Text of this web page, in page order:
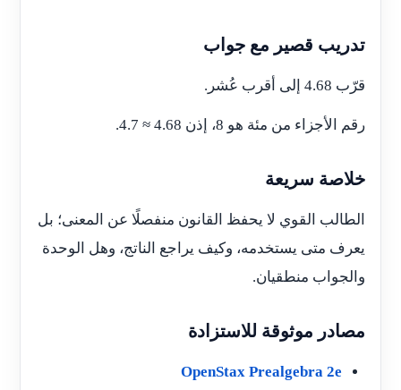
تدريب قصير مع جواب
قرّب 4.68 إلى أقرب عُشر.
رقم الأجزاء من مئة هو 8، إذن 4.68 ≈ 4.7.
خلاصة سريعة
الطالب القوي لا يحفظ القانون منفصلًا عن المعنى؛ بل
يعرف متى يستخدمه، وكيف يراجع الناتج، وهل الوحدة
والجواب منطقيان.
مصادر موثوقة للاستزادة
OpenStax Prealgebra 2e